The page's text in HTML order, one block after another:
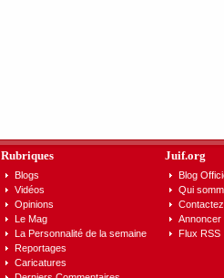
Rubriques
Blogs
Vidéos
Opinions
Le Mag
La Personnalité de la semaine
Reportages
Caricatures
Juif.org
Blog
Qui
Annoncer
Flux RSS